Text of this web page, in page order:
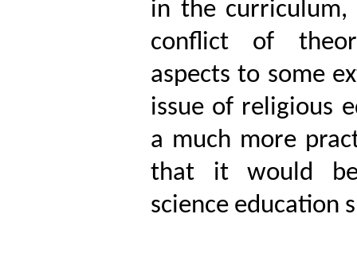
in the curriculum,
conflict of
aspects to some
issue of religious
a much more
that it would be
science education